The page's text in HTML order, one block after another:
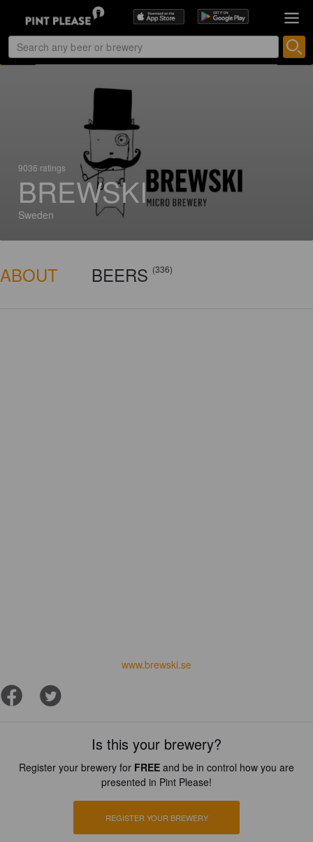
9036 ratings
BREWSKI
Sweden
ABOUT BEERS (336)
www.brewski.se
Is this your brewery?
Register your brewery for FREE and be in control how you are
presented in Pint Please!
REGISTER YOUR BREWERY